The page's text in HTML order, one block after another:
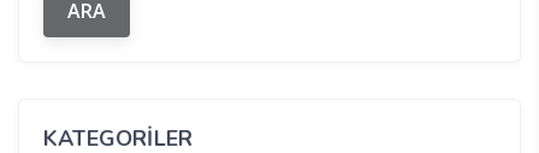
KATEGORILER